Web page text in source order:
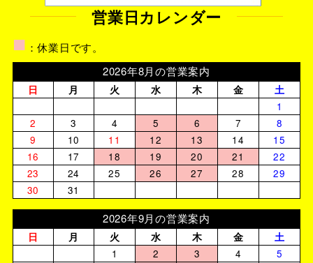
営業日カレンダー
■ ：休業日です。
2026年8月の営業案内
日 月 火 水 木 金
土
1
2
3 4 5 6 7
8
9
10 11 12 13 14
15
16
17 18 19 20 21
22
23
24 25 26 27 28
29
30
31
2026年9月の営業案内
日 月 火 水 木 金
土
1
2 3 4 5